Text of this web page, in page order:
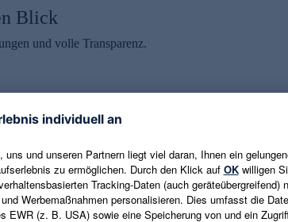
Blick
und volle Transparenz.
Trends,
ist jederzeit in
E-Mail-Adresse eingeben